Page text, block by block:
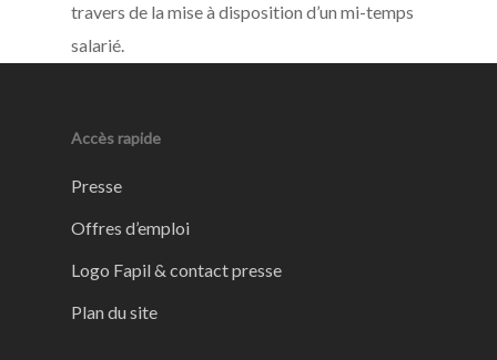
travers de la mise à disposition d’un mi-temps
salarié.
Accès rapide
Presse
Offres d’emploi
Logo Fapil & contact presse
Plan du site